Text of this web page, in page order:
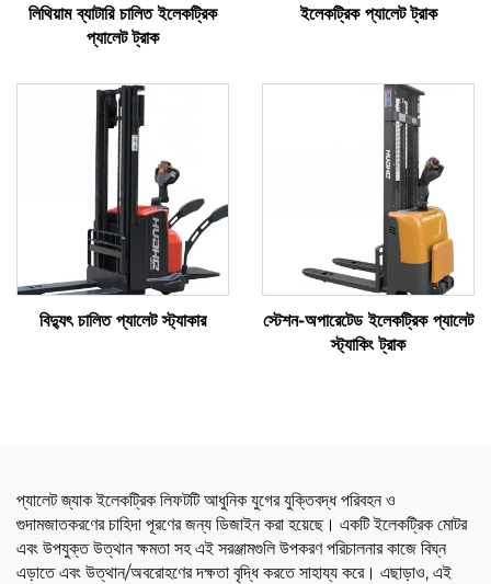
লিথিয়াম ব্যাটারি চালিত ইলেকট্রিক
প্যালেট ট্রাক
ইলেকট্রিক প্যালেট ট্রাক
বিদ্যুৎ চালিত প্যালেট স্ট্যাকার
স্টেশন-অপারেটেড ইলেকট্রিক প্যালেট
স্ট্যাকিং ট্রাক
প্যালেট জ্যাক ইলেকট্রিক লিফটটি আধুনিক যুগের যুক্তিবদ্ধ পরিবহন ও
গুদামজাতকরণের চাহিদা পূরণের জন্য ডিজাইন করা হয়েছে। একটি ইলেকট্রিক মোটর
এবং উপযুক্ত উত্থান ক্ষমতা সহ এই সরঞ্জামগুলি উপকরণ পরিচালনার কাজে বিঘ্ন
এড়াতে এবং উত্থান/অবরোহণের দক্ষতা বৃদ্ধি করতে সাহায্য করে। এছাড়াও, এই